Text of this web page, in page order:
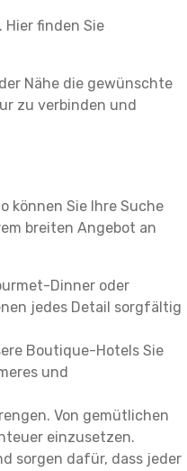
finden Sie
Nähe die gewünschte
zu verbinden und
können Sie Ihre Suche
breiten Angebot an
Dinner oder
jedes Detail sorgfältig
Boutique-Hotels Sie
und
Von gemütlichen
einzusetzen.
sorgen dafür, dass jeder